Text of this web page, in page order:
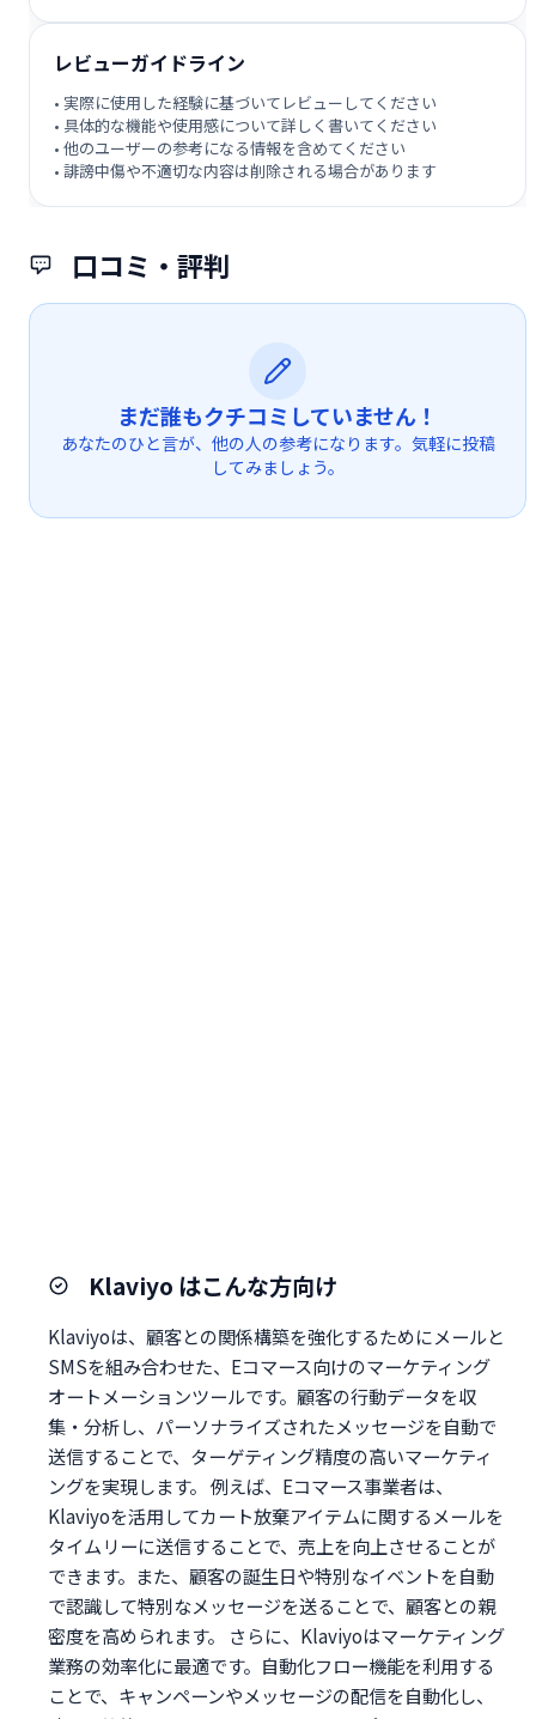
口コミ・評判
まだ誰もクチコミしていません！
あなたのひと言が、他の人の参考になります。気軽に投稿
してみましょう。
レビューガイドライン
• 実際に使用した経験に基づいてレビューしてください
• 具体的な機能や使用感について詳しく書いてください
• 他のユーザーの参考になる情報を含めてください
• 誹謗中傷や不適切な内容は削除される場合があります
Klaviyo はこんな方向け
Klaviyoは、顧客との関係構築を強化するためにメールと
SMSを組み合わせた、Eコマース向けのマーケティング
オートメーションツールです。顧客の行動データを収
集・分析し、パーソナライズされたメッセージを自動で
送信することで、ターゲティング精度の高いマーケティ
ングを実現します。 例えば、Eコマース事業者は、
Klaviyoを活用してカート放棄アイテムに関するメールを
タイムリーに送信することで、売上を向上させることが
できます。また、顧客の誕生日や特別なイベントを自動
で認識して特別なメッセージを送ることで、顧客との親
密度を高められます。 さらに、Klaviyoはマーケティング
業務の効率化に最適です。自動化フロー機能を利用する
ことで、キャンペーンやメッセージの配信を自動化し、